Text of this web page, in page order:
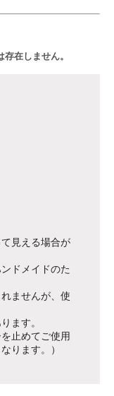
在しません。
見える場合が
ドメイドのた
ませんが、使
ます。
止めてご使用
ります。）